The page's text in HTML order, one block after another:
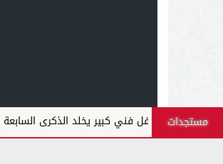
مستجدات
فاس: حفل فني كبير يخلد الذكرى السابعة